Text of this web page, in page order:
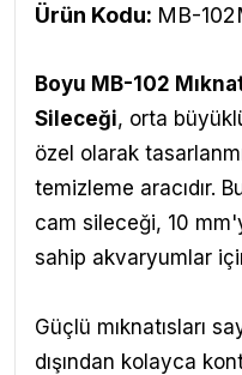
Ürün Kodu: MB-
Boyu MB-102
Sileceği, orta
özel olarak
temizleme aracıdır.
cam sileceği, 10
sahip akvaryumlar
Güçlü mıknatısları
dışından kolayca